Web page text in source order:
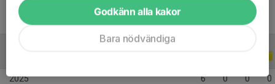
2025 6 0 0 0
Godkänn alla kakor
Bara nödvändiga